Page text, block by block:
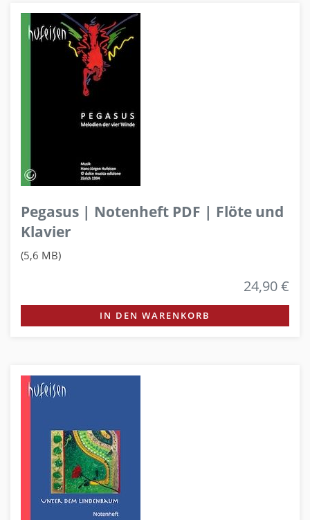
Pegasus | Notenheft PDF | Flöte und
Klavier
(5,6 MB)
24,90 €
IN DEN WARENKORB